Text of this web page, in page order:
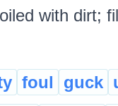
with dirt;
foul guck